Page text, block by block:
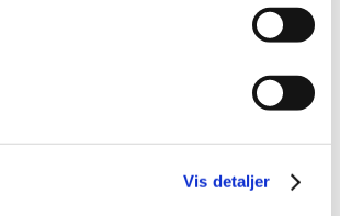
Vis detaljer